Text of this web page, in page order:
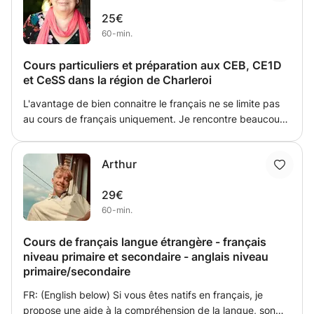
25€
60-min.
Cours particuliers et préparation aux CEB, CE1D
et CeSS dans la région de Charleroi
L'avantage de bien connaitre le français ne se limite pas
au cours de français uniquement. Je rencontre beaucoup
questions qui leur sont posées. Je propose une approche
personnalisée avec des exercices axés sur les difficultés
de l'élève. Je rédige pour eux des questionnaires leur
permettant de mieux comprendre les livres qu'ils doivent
accompagne tout au long de leur apprentissage . Il y a
toujours des hauts et des bas et c'est là que je peux
intervenir
Arthur
29€
60-min.
Cours de français langue étrangère - français
niveau primaire et secondaire - anglais niveau
primaire/secondaire
FR: (English below) Si vous êtes natifs en français, je
propose une aide à la compréhension de la langue, son